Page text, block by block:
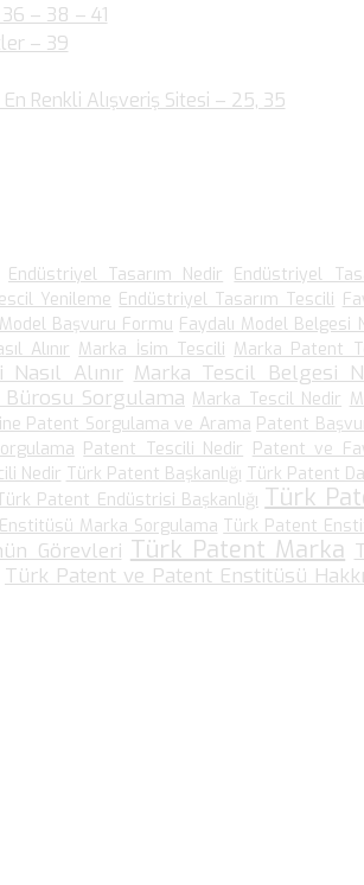
– 38 – 41
– 39
Renkli Alışveriş Sitesi – 25, 35
Endüstriyel Tasarım Nedir Endüstriyel
Yenileme Endüstriyel Tasarım Tescili
Başvuru Formu Faydalı Model Belgesi
Alınır Marka İsim Tescili Marka Patent
Alınır Marka Tescil Belgesi
Sorgulama Marka Tescil Nedir
Patent Sorgulama ve Arama Patent
Patent Tescili Nedir Patent ve
Nedir Türk Patent Başkanlığı Türk Patent
Patent Endüstrisi Başkanlığı Türk
Marka Sorgulama Türk Patent
Görevleri Türk Patent Marka
Türk Patent ve Patent Enstitüsü